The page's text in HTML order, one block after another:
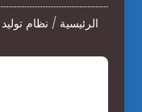
الرئيسية / نظام